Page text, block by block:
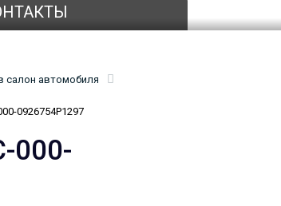
салон автомобиля
0926754P1297
000-